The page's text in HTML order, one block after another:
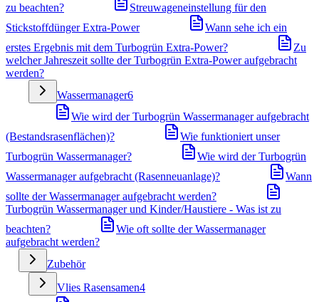
zu beachten?
Streuwageneinstellung für den
Stickstoffdünger Extra-Power
Wann sehe ich ein
erstes Ergebnis mit dem Turbogrün Extra-Power?
Zu
welcher Jahreszeit sollte der Turbogrün Extra-Power aufgebracht
werden?
Wassermanager6
Wie wird der Turbogrün Wassermanager aufgebracht
(Bestandsrasenflächen)?
Wie funktioniert unser
Turbogrün Wassermanager?
Wie wird der Turbogrün
Wassermanager aufgebracht (Rasenneuanlage)?
Wann
sollte der Wassermanager aufgebracht werden?
Turbogrün Wassermanager und Kinder/Haustiere - Was ist zu
beachten?
Wie oft sollte der Wassermanager
aufgebracht werden?
Zubehör
Vlies Rasensamen4